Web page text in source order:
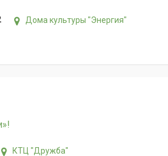
Дома культуры "Энергия"
КТЦ "Дружба"